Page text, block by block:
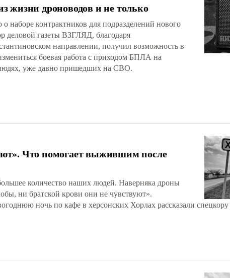
жизни дроноводов и не только
наборе контрактников для подразделений нового
деловой газеты ВЗГЛЯД, благодаря
направлении, получил возможность в
боевая работа с приходом БПЛА на
уже давно пришедших на СВО.
Что помогает выжившим после
количество наших людей. Наверняка дроны
ни братской крови они не чувствуют».
ночь по кафе в херсонских Хорлах рассказали